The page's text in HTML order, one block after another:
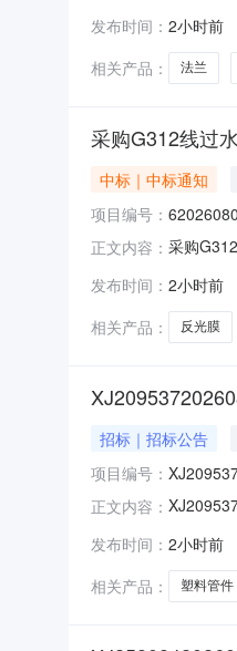
称：
发布时间： 2小时前
相关产品：
法兰
采购G312线过
中标｜中标通知
项目编号：
正文内容： 采购
0112:04-
发布时间： 2小时前
相关产品：
反光膜
招标｜招标公告
项目编号：
正文内容：
发布时间： 2小时前
相关产品：
塑料管件